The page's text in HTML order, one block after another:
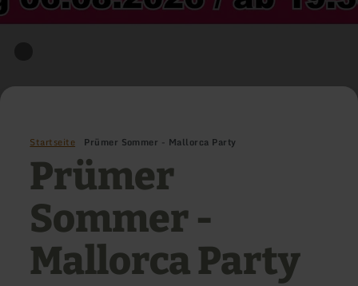
Startseite Prümer Sommer - Mallorca Party
Prümer
Sommer -
Mallorca Party